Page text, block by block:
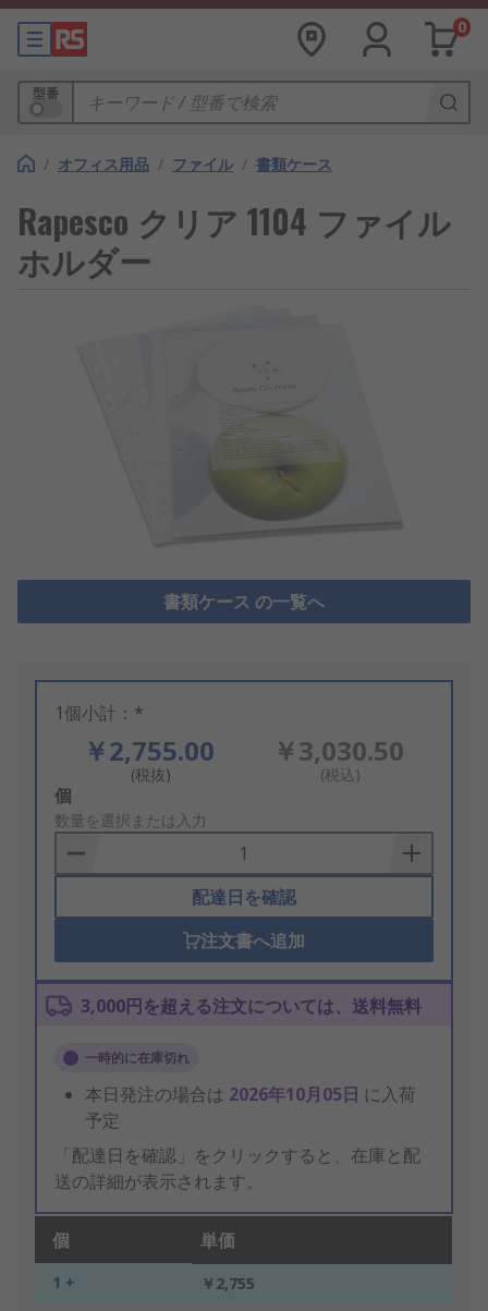
0
型番
/ オフィス用品 / ファイル / 書類ケース
Rapesco クリア 1104 ファイル
ホルダー
書類ケース の一覧へ
1個小計：*
￥2,755.00
(税抜)
￥3,030.50
(税込)
Add
to
Basket
個
数量を選択または入力
配達日を確認
注文書へ追加
3,000円を超える注文については、送料無料
一時的に在庫切れ
本日発注の場合は 2026年10月05日 に入荷
予定
「配達日を確認」をクリックすると、在庫と配
送の詳細が表示されます。
個 単価
1 + ￥2,755